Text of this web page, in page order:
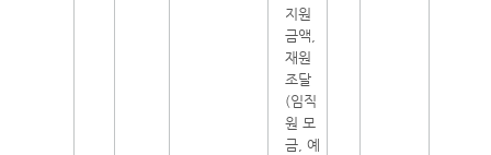
지원
금액,
재원
조달
(임직
원 모
금, 예